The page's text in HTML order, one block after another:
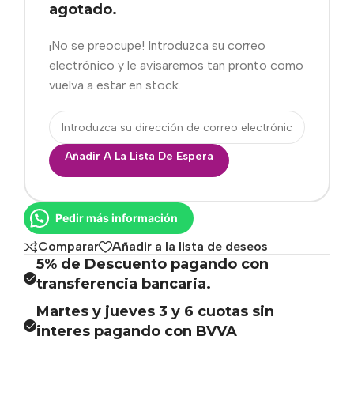
agotado.
¡No se preocupe! Introduzca su correo
electrónico y le avisaremos tan pronto como
vuelva a estar en stock.
Añadir A La Lista De Espera
Pedir más información
Comparar Añadir a la lista de deseos
5% de Descuento pagando con
transferencia bancaria.
Martes y jueves 3 y 6 cuotas sin
interes pagando con BVVA